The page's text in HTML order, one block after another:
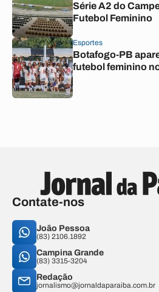
Série A2 do
Futebol Feminino
Esportes
Botafogo-PB
futebol feminino
Contate-nos
João Pessoa
(83) 2106.1892
Campina Grande
(83) 3315-3204
Redação
jornalismo@jornaldaparaiba.com.br